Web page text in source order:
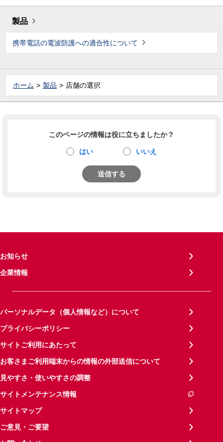
製品
携帯電話の電波防護への適合性について
ホーム 製品 店舗の選択
このページの情報は役に立ちましたか？
はい いいえ
送信する
お知らせ
企業情報
パーソナルデータ（個人情報など）について
プライバシーポリシー
サイトご利用にあたって
お客さまご利用端末からの情報の外部送信について
見やすさ・使いやすさの調整
サイトメンテナンス情報
サイトマップ
ご意見・ご要望